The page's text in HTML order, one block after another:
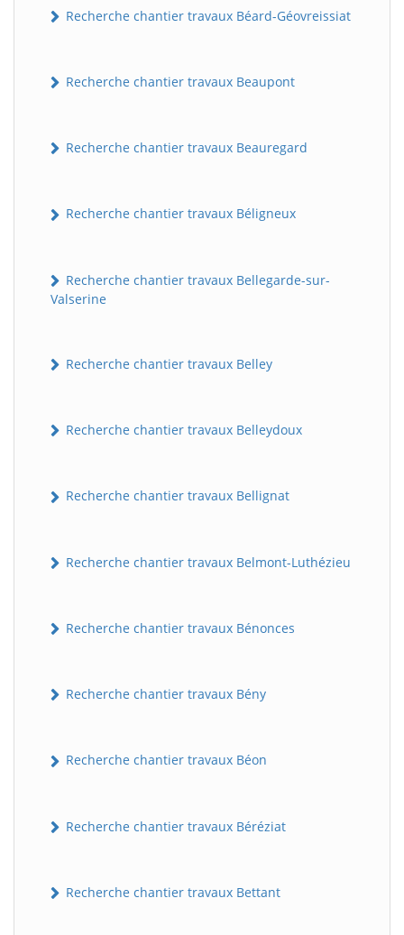
Recherche chantier travaux Béard-Géovreissiat
Recherche chantier travaux Beaupont
Recherche chantier travaux Beauregard
Recherche chantier travaux Béligneux
Recherche chantier travaux Bellegarde-sur-
Valserine
Recherche chantier travaux Belley
Recherche chantier travaux Belleydoux
Recherche chantier travaux Bellignat
Recherche chantier travaux Belmont-Luthézieu
Recherche chantier travaux Bénonces
Recherche chantier travaux Bény
Recherche chantier travaux Béon
Recherche chantier travaux Béréziat
Recherche chantier travaux Bettant